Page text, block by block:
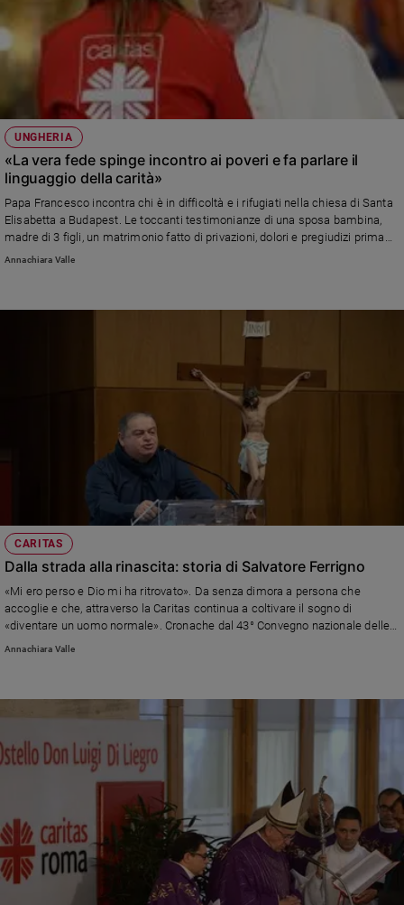
UNGHERIA
«La vera fede spinge incontro ai poveri e fa parlare il
linguaggio della carità»
Papa Francesco incontra chi è in difficoltà e i rifugiati nella chiesa di Santa
Elisabetta a Budapest. Le toccanti testimonianze di una sposa bambina,
madre di 3 figli, un matrimonio fatto di privazioni, dolori e pregiudizi prima
della rinascita, di profughi dall'Ucraina, di persone impegnate nel campo
Annachiara Valle
CARITAS
Dalla strada alla rinascita: storia di Salvatore Ferrigno
«Mi ero perso e Dio mi ha ritrovato». Da senza dimora a persona che
accoglie e che, attraverso la Caritas continua a coltivare il sogno di
«diventare un uomo normale». Cronache dal 43° Convegno nazionale delle
Caritas diocesane in corso a Salerno
Annachiara Valle